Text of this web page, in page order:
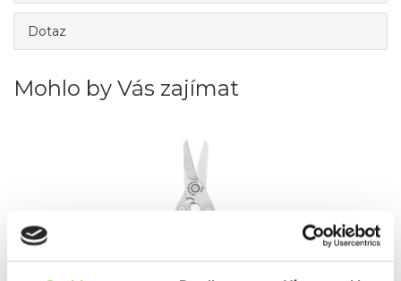
Dotaz
Mohlo by Vás zajímat